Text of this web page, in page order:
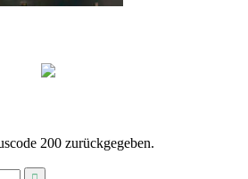
200 zurückgegeben.